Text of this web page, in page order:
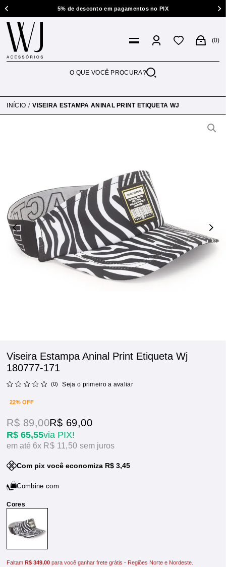
5% de desconto em pagamentos no PIX
0
INÍCIO VISEIRA ESTAMPA ANINAL PRINT ETIQUETA WJ
Viseira Estampa Aninal Print Etiqueta Wj
180777-171
(0) Seja o primeiro a avaliar
22% OFF
R$ 65,55via PIX!
R$ 89,00R$ 69,00
6x R$ 11,50sem juros
Com pix você economiza R$ 3,45
Combine com
FaltamR$ 349,00 para você ganhar frete grátis - Regiões Norte e Nordeste.